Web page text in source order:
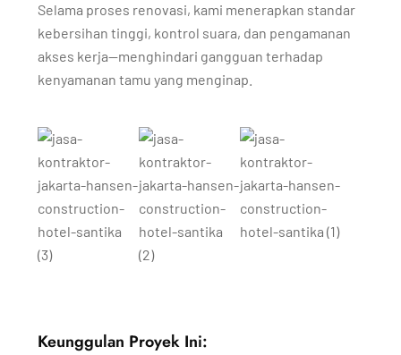
Selama proses renovasi, kami menerapkan standar
kebersihan tinggi, kontrol suara, dan pengamanan
akses kerja—menghindari gangguan terhadap
kenyamanan tamu yang menginap.
Keunggulan Proyek Ini: